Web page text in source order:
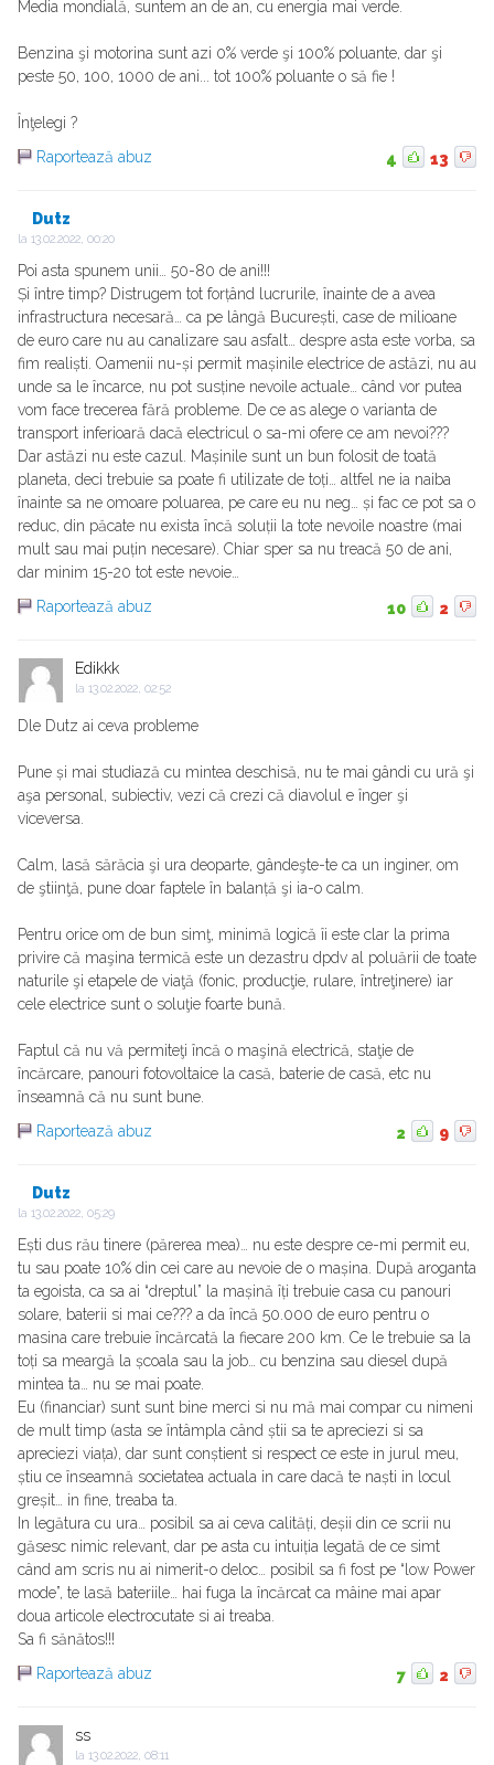
Media mondială, suntem an de an, cu energia mai verde.
Benzina şi motorina sunt azi 0% verde şi 100% poluante, dar şi
peste 50, 100, 1000 de ani... tot 100% poluante o să fie !
Înţelegi ?
Raportează abuz
4 13
Dutz
la 13.02.2022, 00:20
Poi asta spunem unii… 50-80 de ani!!!
Și între timp? Distrugem tot forțând lucrurile, înainte de a avea
infrastructura necesară… ca pe lângă București, case de milioane
de euro care nu au canalizare sau asfalt… despre asta este vorba, sa
fim realiști. Oamenii nu-și permit mașinile electrice de astăzi, nu au
unde sa le încarce, nu pot susține nevoile actuale… când vor putea
vom face trecerea fără probleme. De ce as alege o varianta de
transport inferioară dacă electricul o sa-mi ofere ce am nevoi???
Dar astăzi nu este cazul. Mașinile sunt un bun folosit de toată
planeta, deci trebuie sa poate fi utilizate de toți… altfel ne ia naiba
înainte sa ne omoare poluarea, pe care eu nu neg… și fac ce pot sa o
reduc, din păcate nu exista încă soluții la tote nevoile noastre (mai
mult sau mai puțin necesare). Chiar sper sa nu treacă 50 de ani,
dar minim 15-20 tot este nevoie…
Raportează abuz
10 2
Edikkk
la 13.02.2022, 02:52
Dle Dutz ai ceva probleme
Pune și mai studiază cu mintea deschisă, nu te mai gândi cu ură şi
aşa personal, subiectiv, vezi că crezi că diavolul e înger şi
viceversa.
Calm, lasă sărăcia şi ura deoparte, gândeşte-te ca un inginer, om
de ştiinţă, pune doar faptele în balanță şi ia-o calm.
Pentru orice om de bun simţ, minimă logică îi este clar la prima
privire că maşina termică este un dezastru dpdv al poluării de toate
naturile şi etapele de viaţă (fonic, producţie, rulare, întreţinere) iar
cele electrice sunt o soluţie foarte bună.
Faptul că nu vă permiteţi încă o maşină electrică, staţie de
încărcare, panouri fotovoltaice la casă, baterie de casă, etc nu
înseamnă că nu sunt bune.
Raportează abuz
2 9
Dutz
la 13.02.2022, 05:29
Ești dus rău tinere (părerea mea)… nu este despre ce-mi permit eu,
tu sau poate 10% din cei care au nevoie de o mașina. După aroganta
ta egoista, ca sa ai “dreptul” la mașină îți trebuie casa cu panouri
solare, baterii si mai ce??? a da încă 50.000 de euro pentru o
masina care trebuie încărcată la fiecare 200 km. Ce le trebuie sa la
toți sa meargă la școala sau la job… cu benzina sau diesel după
mintea ta… nu se mai poate.
Eu (financiar) sunt sunt bine merci si nu mă mai compar cu nimeni
de mult timp (asta se întâmpla când știi sa te apreciezi si sa
apreciezi viața), dar sunt conștient si respect ce este in jurul meu,
știu ce înseamnă societatea actuala in care dacă te naști in locul
greșit… in fine, treaba ta.
In legătura cu ura… posibil sa ai ceva calități, deșii din ce scrii nu
găsesc nimic relevant, dar pe asta cu intuiția legată de ce simt
când am scris nu ai nimerit-o deloc… posibil sa fi fost pe “low Power
mode”, te lasă bateriile… hai fuga la încărcat ca mâine mai apar
doua articole electrocutate si ai treaba.
Sa fi sănătos!!!
Raportează abuz
7 2
ss
la 13.02.2022, 08:11